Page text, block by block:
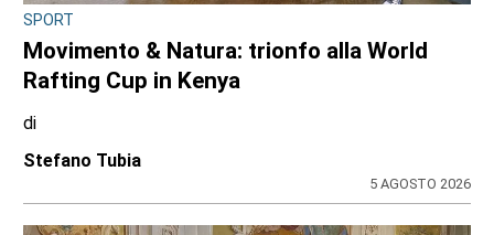
CONSIGLIO REGIONALE
Ambiente e conti pubblici al centro
dell’attività questa settimana in Consiglio
regionale
di
Redazione CRP
31 LUGLIO 2026